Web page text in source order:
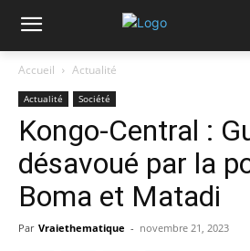
Accueil Actualité
Actualité Société
Kongo-Central :
désavoué par la
Boma et Matadi
Par Vraiethematique - novembre 21, 2023